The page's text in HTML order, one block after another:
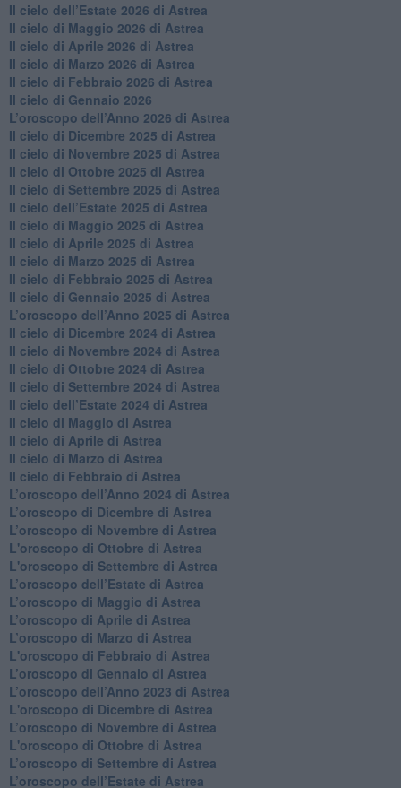
​Il cielo dell’Estate 2026 di Astrea
​Il cielo di Maggio 2026 di Astrea
​Il cielo di Aprile 2026 di Astrea
​Il cielo di Marzo 2026 di Astrea
​Il cielo di Febbraio 2026 di Astrea
Il cielo di Gennaio 2026
​L’oroscopo dell’Anno 2026 di Astrea
​Il cielo di Dicembre 2025 di Astrea
​Il cielo di Novembre 2025 di Astrea
​Il cielo di Ottobre 2025 di Astrea
Il cielo di Settembre 2025 di Astrea
Il cielo dell’Estate 2025 di Astrea
​Il cielo di Maggio 2025 di Astrea
​Il cielo di Aprile 2025 di Astrea
Il cielo di Marzo 2025 di Astrea
​Il cielo di Febbraio 2025 di Astrea
Il cielo di Gennaio 2025 di Astrea
​L’oroscopo dell’Anno 2025 di Astrea
​Il cielo di Dicembre 2024 di Astrea
Il cielo di Novembre 2024 di Astrea
​Il cielo di Ottobre 2024 di Astrea
​Il cielo di Settembre 2024 di Astrea
Il cielo dell’Estate 2024 di Astrea
Il cielo di Maggio di Astrea
Il cielo di Aprile di Astrea
​Il cielo di Marzo di Astrea
​Il cielo di Febbraio di Astrea
​L’oroscopo dell’Anno 2024 di Astrea
​L’oroscopo di Dicembre di Astrea
​L’oroscopo di Novembre di Astrea
L'oroscopo di Ottobre di Astrea
L'oroscopo di Settembre di Astrea
L’oroscopo dell’Estate di Astrea
​L’oroscopo di Maggio di Astrea
​L’oroscopo di Aprile di Astrea
L’oroscopo di Marzo di Astrea
L'oroscopo di Febbraio di Astrea
​L’oroscopo di Gennaio di Astrea
​L’oroscopo dell’Anno 2023 di Astrea
L'oroscopo di Dicembre di Astrea
L’oroscopo di Novembre di Astrea
L'oroscopo di Ottobre di Astrea
​L’oroscopo di Settembre di Astrea
​L’oroscopo dell’Estate di Astrea